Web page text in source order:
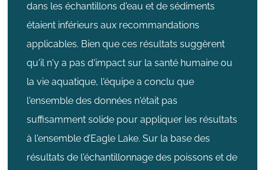
dans les échantillons d'eau et de sédiments
étaient inférieurs aux recommandations
applicables. Bien que ces résultats suggèrent
qu'il n'y a pas d'impact sur la santé humaine ou
la vie aquatique, l'équipe a conclu que
l'ensemble des données n'était pas
suffisamment solide pour appliquer les résultats
à l'ensemble d’Eagle Lake. Sur la base des
résultats de l'échantillonnage des poissons et de